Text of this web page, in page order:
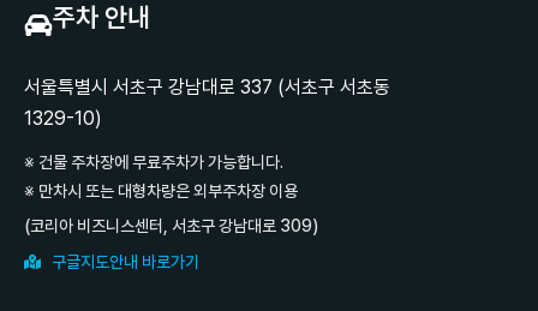
주차 안내
서울특별시 서초구 강남대로 337 (서초구 서초동
1329-10)
※ 건물 주차장에 무료주차가 가능합니다.
※ 만차시 또는 대형차량은 외부주차장 이용
(코리아 비즈니스센터, 서초구 강남대로 309)
구글지도안내 바로가기